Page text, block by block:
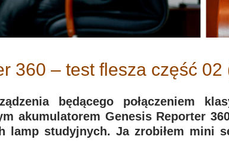
360 – test flesza część
będącego połączeniem
akumulatorem Genesis Reporter
lamp studyjnych. Ja zrobiłem mini